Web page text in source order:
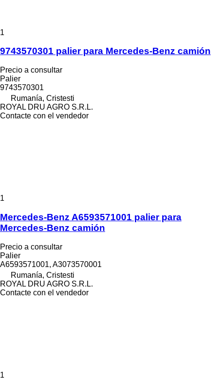
1
9743570301 palier para Mercedes-Benz camión
Precio a consultar
Palier
9743570301
Rumanía, Cristesti
ROYAL DRU AGRO S.R.L.
Contacte con el vendedor
1
Mercedes-Benz A6593571001 palier para
Mercedes-Benz camión
Precio a consultar
Palier
A6593571001, A3073570001
Rumanía, Cristesti
ROYAL DRU AGRO S.R.L.
Contacte con el vendedor
1